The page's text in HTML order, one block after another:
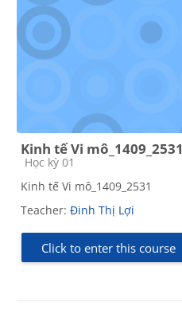
Kinh tế Vi mô_1409_2531
Course category
Học kỳ 01
Kinh tế Vi mô_1409_2531
Teacher: Đinh Thị Lợi
Click to enter this course